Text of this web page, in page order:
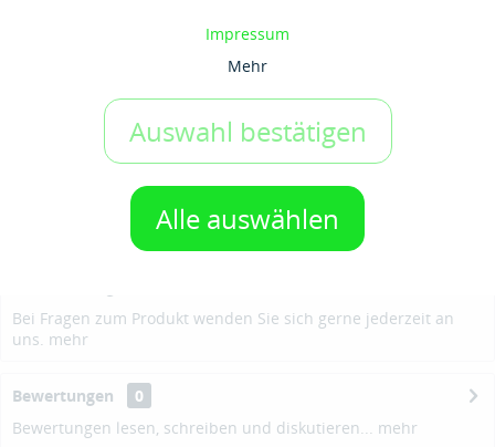
Impressum
Mehr
Auswahl bestätigen
Alle auswählen
IN DEN WARENKORB
Auf den Merkzettel
Bei Fragen zum Produkt wenden Sie sich gerne jederzeit an
uns. mehr
Bewertungen
0
Bewertungen lesen, schreiben und diskutieren... mehr